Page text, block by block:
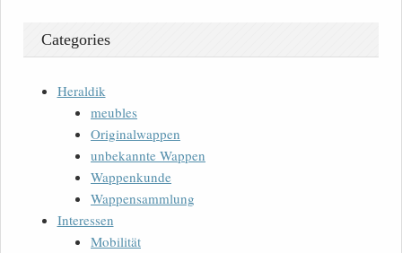
Categories
Heraldik
meubles
Originalwappen
unbekannte Wappen
Wappenkunde
Wappensammlung
Interessen
Mobilität